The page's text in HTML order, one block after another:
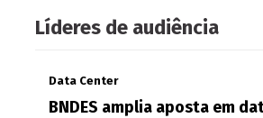
Líderes de audiência
Data Center
BNDES amplia aposta em